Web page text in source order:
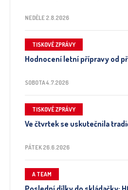
NEDĚLE 2.8.2026
TISKOVÉ ZPRÁVY
Hodnocení letní přípravy od
SOBOTA 4.7.2026
TISKOVÉ ZPRÁVY
Ve čtvrtek se uskutečnila
PÁTEK 26.6.2026
A TEAM